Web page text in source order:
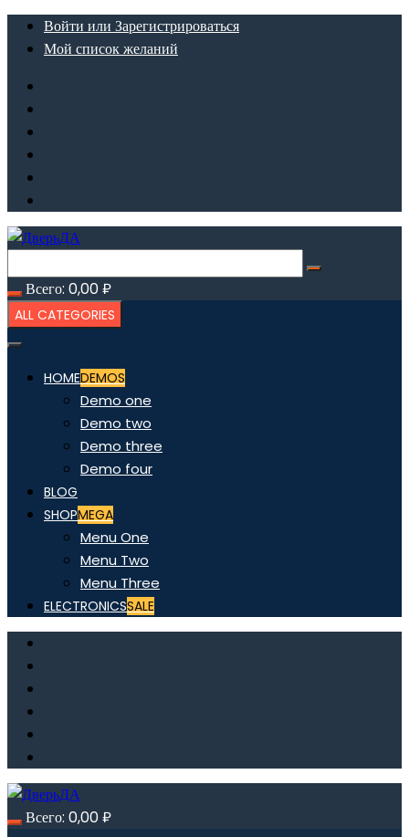
ПерейтиВойти или Зарегистрироваться
Мой список желаний
Всего: 0,00₽
ALL CATEGORIES
HOMEDEMOS
Demo one
Demo two
Demo three
Demo four
BLOG
SHOPMEGA
Menu One
Menu Two
Menu Three
ELECTRONICSSALE
Всего: 0,00₽